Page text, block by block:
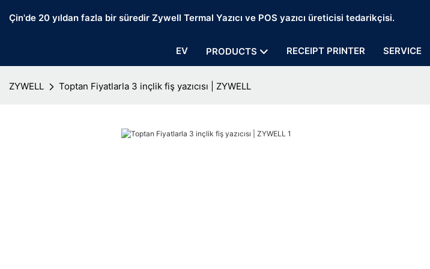
Çin'de 20 yıldan fazla bir süredir Zywell Termal Yazıcı ve POS yazıcı üreticisi tedarikçisi.
EV PRODUCTS RECEIPT PRINTER SERVICE
ZYWELL Toptan Fiyatlarla 3 inçlik fiş yazıcısı | ZYWELL